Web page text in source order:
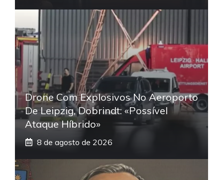
Drone Com Explosivos No Aeroporto
De Leipzig, Dobrindt: «Possível
Ataque Híbrido»
8 de agosto de 2026